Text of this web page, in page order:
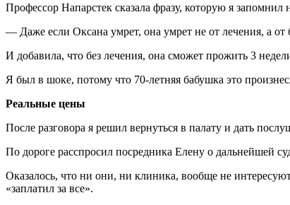
Профессор Напарстек сказала фразу, которую я запомнил
— Даже если Оксана умрет, она умрет не от лечения, а от
И добавила, что без лечения, она сможет прожить 3
Я был в шоке, потому что 70-летняя бабушка это
Реальные цены
После разговора я решил вернуться в палату и дать
По дороге расспросил посредника Елену о дальнейшей
Оказалось, что ни они, ни клиника, вообще не
«заплатил за все».